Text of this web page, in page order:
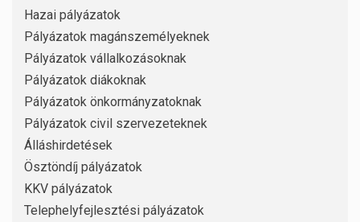
Hazai pályázatok
Pályázatok magánszemélyeknek
Pályázatok vállalkozásoknak
Pályázatok diákoknak
Pályázatok önkormányzatoknak
Pályázatok civil szervezeteknek
Álláshirdetések
Ösztöndíj pályázatok
KKV pályázatok
Telephelyfejlesztési pályázatok